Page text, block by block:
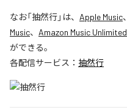
なお「抽然行」は、 Apple Music、
Music、 Amazon Music Unlimited
ができる。
各配信サービス： 抽然行